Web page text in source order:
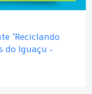
"Reciclando
do Iguaçu –